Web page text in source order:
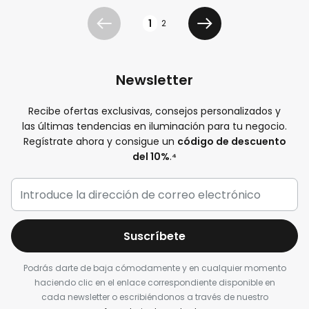
Anterior 1 2
Siguiente
Newsletter
Recibe ofertas exclusivas, consejos personalizados y
las últimas tendencias en iluminación para tu negocio.
Regístrate ahora y consigue un código de descuento
del 10%.⁴
Suscríbete
Podrás darte de baja cómodamente y en cualquier momento
haciendo clic en el enlace correspondiente disponible en
cada newsletter o escribiéndonos a través de nuestro